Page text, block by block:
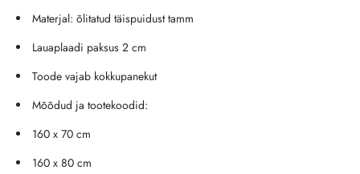
Materjal: õlitatud täispuidust tamm
Lauaplaadi paksus 2 cm
Toode vajab kokkupanekut
Mõõdud ja tootekoodid:
160 x 70 cm
160 x 80 cm